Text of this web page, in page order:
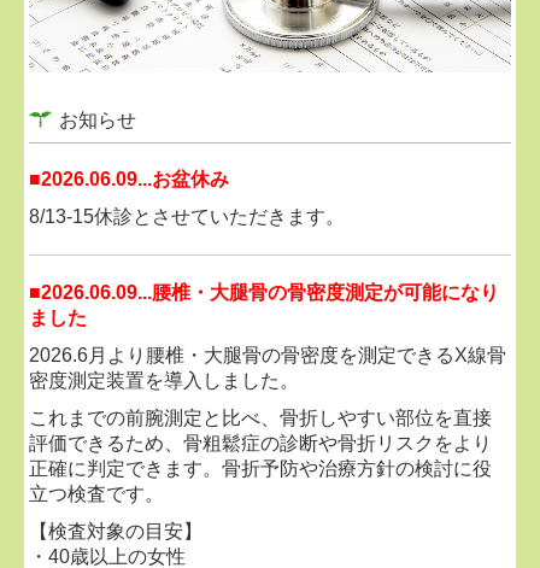
お知らせ
■2026.06.09...お盆休み
8/13-15休診とさせていただきます。
■2026.06.09...腰椎・大腿骨の骨密度測定が可能になり
ました
2026.6月より腰椎・大腿骨の骨密度を測定できるX線骨
密度測定装置を導入しました。
これまでの前腕測定と比べ、骨折しやすい部位を直接
評価できるため、骨粗鬆症の診断や骨折リスクをより
正確に判定できます。骨折予防や治療方針の検討に役
立つ検査です。
【検査対象の目安】
・40歳以上の女性